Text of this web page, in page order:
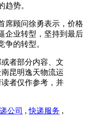
趋势。
席顾问徐勇表示，价格
企业转型，坚持到最后
争的转型。
者部分内容、文
昆明逸天物流运
者仅作参考，并
公司 ,快递服务 ,